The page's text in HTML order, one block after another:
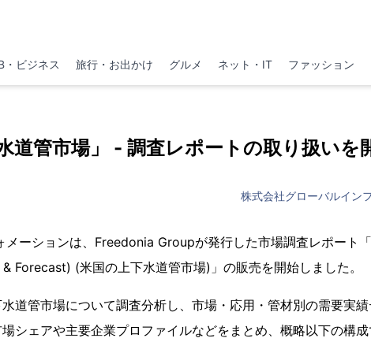
・ビジネス 旅行・お出かけ グルメ ネット・IT ファッション
道管市場」 - 調査レポートの取り扱いを
株式会社グローバルイン
メーションは、Freedonia Groupが発行した市場調査レポート
Forecast) (米国の上下水道管市場)」の販売を開始しました。
道管市場について調査分析し、市場・応用・管材別の需要実
シェアや主要企業プロファイルなどをまとめ、概略以下の構